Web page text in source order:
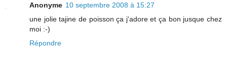
Anonyme 10 septembre 2008 à 15:27
une jolie tajine de poisson ça j'adore et ça bon jusque chez
moi :-)
Répondre